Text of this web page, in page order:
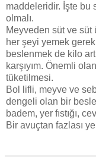
maddeleridir. İşte bu
olmalı.
Meyveden süt ve
her şeyi yemek
beslenmek de kilo
karşıyım. Önemli
tüketilmesi.
Bol lifli, meyve ve
dengeli olan bir
badem, yer fıstığı,
Bir avuçtan fazlası